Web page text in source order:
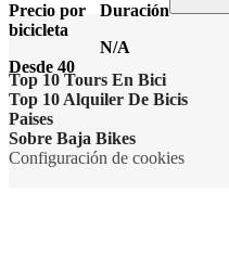
Precio por
bicicleta
Desde 40
Duración
N/A
Top 10 Tours En Bici
Lo más destacado de Ámsterdam
Barcelona imprescindible
Top 10 Alquiler De Bicis
Alquiler de bicicletas Ámsterdam
Alquiler de bicicletas Valencia
Paises
Italia
Sobre Baja Bikes
Configuración de cookies